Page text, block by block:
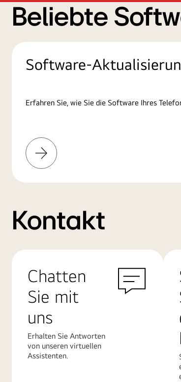
Beliebte
Software-
Erfahren Sie, wie Sie die Software Ihres
Mehr
erfahren
Kontakt
Chatten
Sie mit
uns
Erhalten Sie Antworten
von unseren virtuellen
Assistenten.